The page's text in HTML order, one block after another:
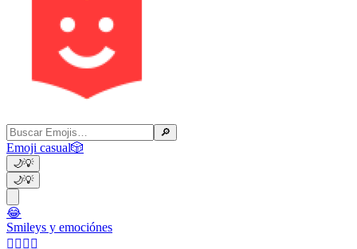
🔎
Emoji casual🎲
🌙💡
🌙💡
😂
Smileys y emociónes
👩‍❤️‍💋‍👨